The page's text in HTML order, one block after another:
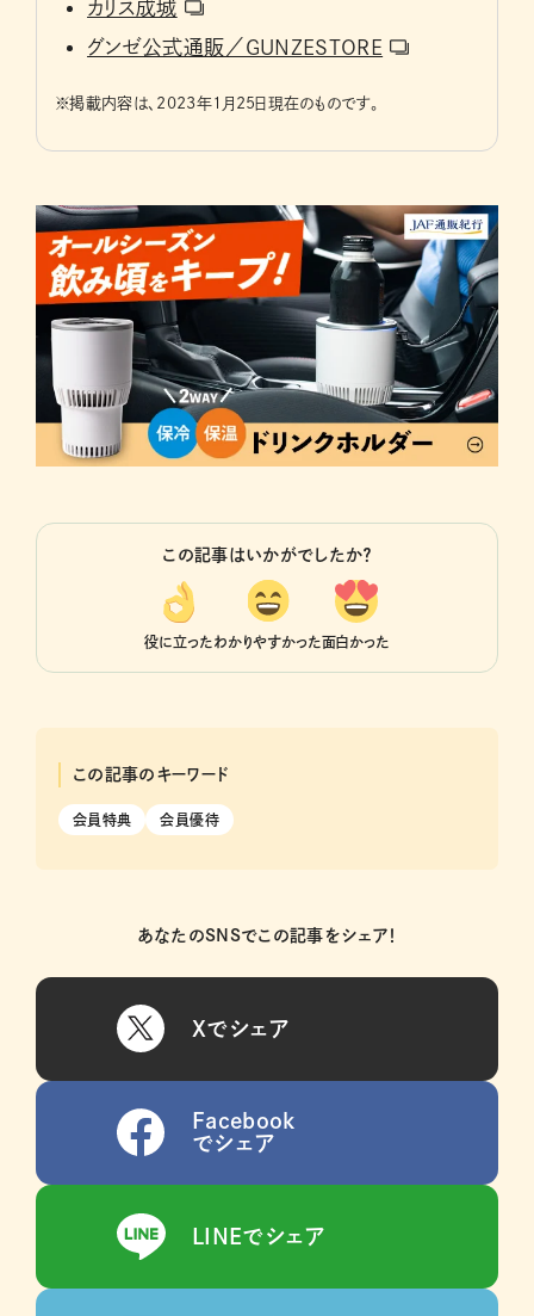
カリス成城
グンゼ公式通販／GUNZESTORE
※掲載内容は、2023年1月25日現在のものです。
この記事はいかがでしたか？
役に立ったわかりやすかった面白かった
この記事のキーワード
会員特典 会員優待
あなたのSNSでこの記事をシェア！
Xでシェア
Facebook
でシェア
LINEでシェア